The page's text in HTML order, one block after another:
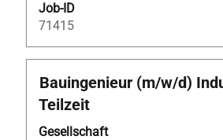
Job-ID
71415
Stellenbezeichnung
Bauingenieur (m/w/d)
Teilzeit
Gesellschaft
Drücken
Sie
die
Leertaste,